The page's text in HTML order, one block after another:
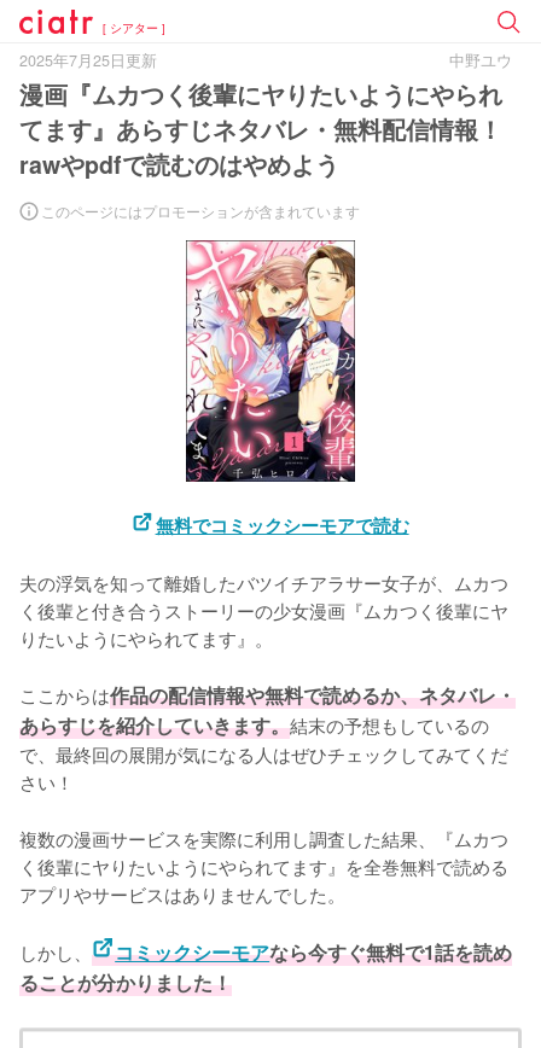
[ シアター ]
2025年7月25日更新 中野ユウ
漫画『ムカつく後輩にヤりたいようにやられ
てます』あらすじネタバレ・無料配信情報！
rawやpdfで読むのはやめよう
このページにはプロモーションが含まれています
無料でコミックシーモアで読む
夫の浮気を知って離婚したバツイチアラサー女子が、ムカつ
く後輩と付き合うストーリーの少女漫画『ムカつく後輩にヤ
りたいようにやられてます』。
ここからは作品の配信情報や無料で読めるか、ネタバレ・
あらすじを紹介していきます。結末の予想もしているの
で、最終回の展開が気になる人はぜひチェックしてみてくだ
さい！
複数の漫画サービスを実際に利用し調査した結果、『ムカつ
く後輩にヤりたいようにやられてます』を全巻無料で読める
アプリやサービスはありませんでした。
しかし、 コミックシーモアなら今すぐ無料で1話を読め
ることが分かりました！